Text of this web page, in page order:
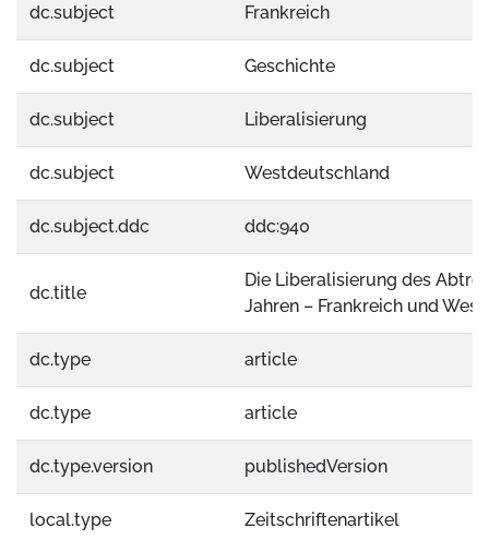
dc.subject Frankreich
dc.subject Geschichte
dc.subject Liberalisierung
dc.subject Westdeutschland
dc.subject.ddc ddc:940
dc.title
Die Liberalisierung des
Jahren – Frankreich und
dc.type article
dc.type article
dc.type.version publishedVersion
local.type Zeitschriftenartikel